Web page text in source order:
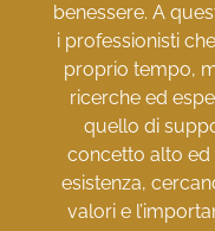
benessere. A
i professionisti
proprio tempo,
ricerche ed
quello di
concetto alto ed
esistenza,
valori e